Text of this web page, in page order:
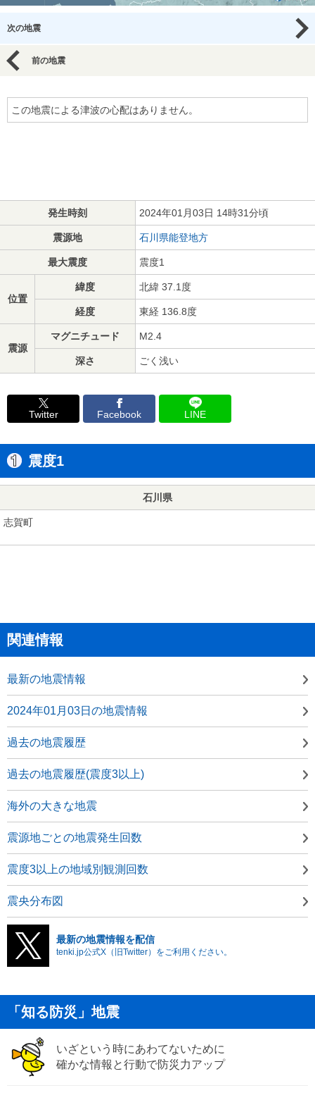
次の地震
前の地震
この地震による津波の心配はありません。
発生時刻 2024年01月03日 14時31分頃
震源地 石川県能登地方
最大震度 震度1
位置
緯度 北緯 37.1度
経度 東経 136.8度
震源
マグニチュード M2.4
深さ ごく浅い
Twitter Facebook LINE
震度1
石川県
志賀町
関連情報
最新の地震情報
2024年01月03日の地震情報
過去の地震履歴
過去の地震履歴(震度3以上)
海外の大きな地震
震源地ごとの地震発生回数
震度3以上の地域別観測回数
震央分布図
最新の地震情報を配信
tenki.jp公式X（旧Twitter）をご利用ください。
「知る防災」地震
いざという時にあわてないために
確かな情報と行動で防災力アップ